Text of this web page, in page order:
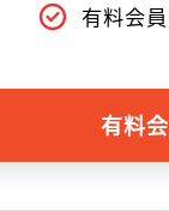
有料会
有料